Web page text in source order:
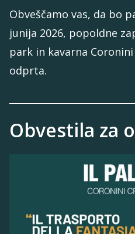
Obveščamo vas, da bo
junija 2026, popoldne
park in kavarna
odprta.
Obvestila za